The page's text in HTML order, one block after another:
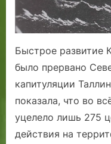
Быстрое развитие
было прервано
капитуляции
показала, что во
уцелело лишь 275
действия на